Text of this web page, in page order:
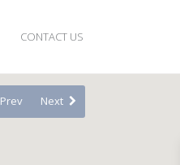
CONTACT US
Prev Next